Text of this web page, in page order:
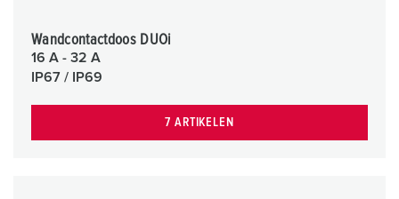
Wandcontactdoos DUOi
16 A - 32 A
IP67 / IP69
7 ARTIKELEN